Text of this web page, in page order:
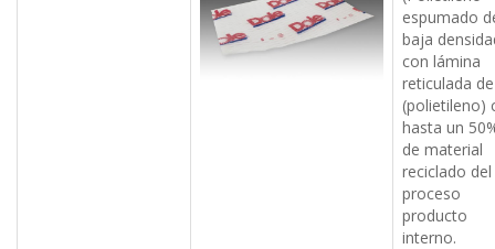
espumado
baja
con lámina
reticulada
(polietileno)
hasta un
de material
reciclado del
proceso
producto
interno.